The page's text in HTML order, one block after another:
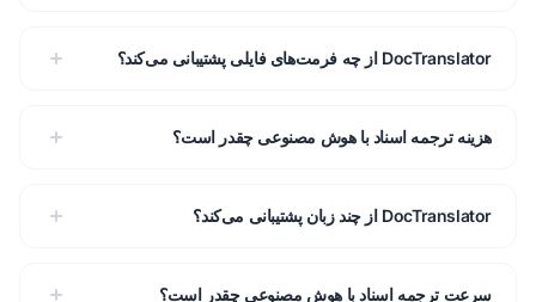
DocTranslator از چه فرمت‌های فایلی پشتیبانی می‌کند؟
هزینه ترجمه اسناد با هوش مصنوعی چقدر است؟
DocTranslator از چند زبان پشتیبانی می‌کند؟
سرعت ترجمه اسناد با هوش مصنوعی چقدر است؟